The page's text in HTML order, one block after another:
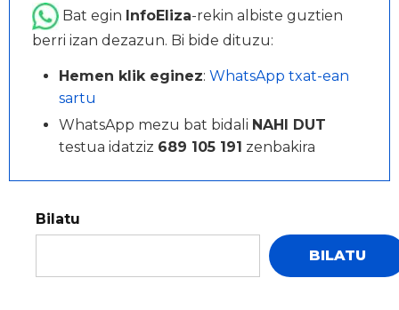
Bat egin InfoEliza-rekin albiste guztien
berri izan dezazun. Bi bide dituzu:
Hemen klik eginez: WhatsApp txat-ean
sartu
WhatsApp mezu bat bidali NAHI DUT
testua idatziz 689 105 191 zenbakira
Bilatu
BILATU